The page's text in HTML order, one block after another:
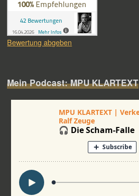
Bewertung abgeben
Mein Podcast: MPU KLARTEXT